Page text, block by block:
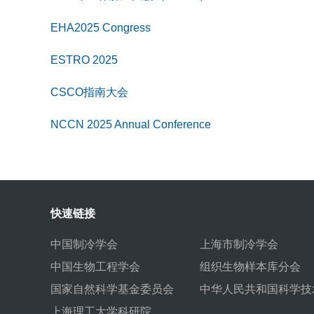
EHA2025 Congress
ESTRO 2025
CSCO指南大会
NCCN 2025 Annual Conference
快速链接
中国制冷学会
上海市制冷学会
中国生物工程学会
组织生物样本库分会
国家自然科学基金委员会
中华人民共和国科学
上海理工大学科研院